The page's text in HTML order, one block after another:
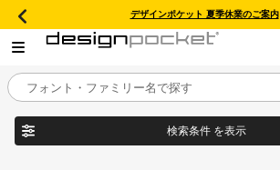
デザインポケット 夏季休業のご案内
目的別フォントガイド
検索条件 を表示